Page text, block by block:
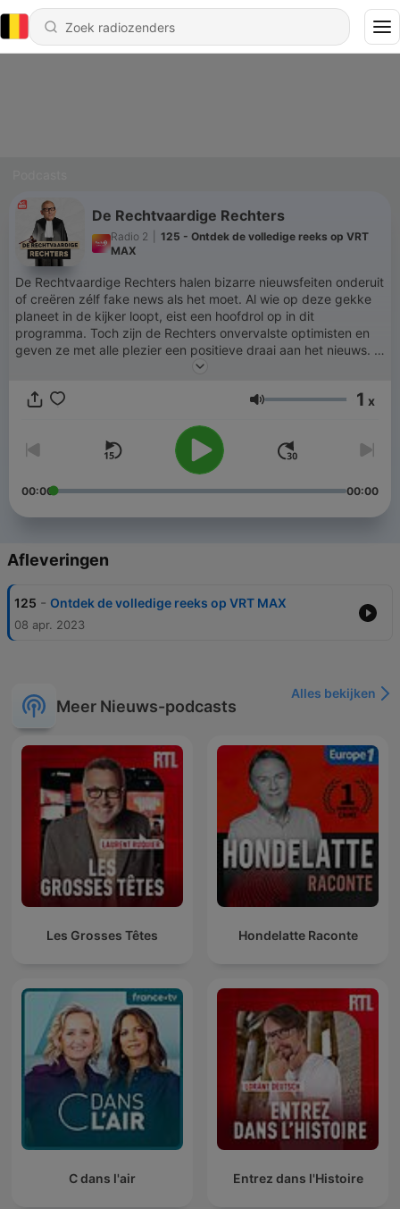
De Rechtvaardige Rechters
Radio 2
125 - Ontdek de volledige reeks op VRT
MAX
De Rechtvaardige Rechters halen bizarre nieuwsfeiten onderuit
of creëren zélf fake news als het moet. Al wie op deze gekke
planeet in de kijker loopt, eist een hoofdrol op in dit
programma. Toch zijn de Rechters onvervalste optimisten en
geven ze met alle plezier een positieve draai aan het nieuws. Al
blijft hun oordeel streng, maar rechtvaardig.
Volume 1 x
00:00 00:00
Afleveringen
125 - Ontdek de volledige reeks op VRT MAX
08 apr. 2023
Meer Nieuws-podcasts
Alles bekijken
Les Grosses Têtes Hondelatte Raconte
C dans l'air Entrez dans l'Histoire